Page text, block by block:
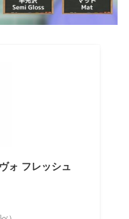
ォ フレッシュ